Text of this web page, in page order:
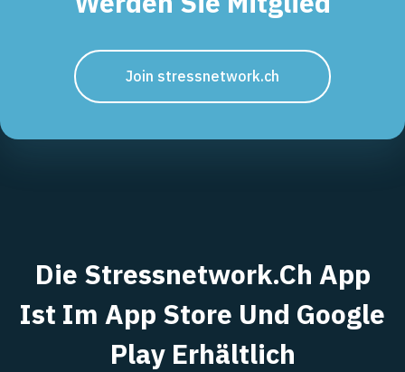
Join stressnetwork.ch
Die Stressnetwork.ch App
Ist Im App Store Und Google
Play Erhältlich